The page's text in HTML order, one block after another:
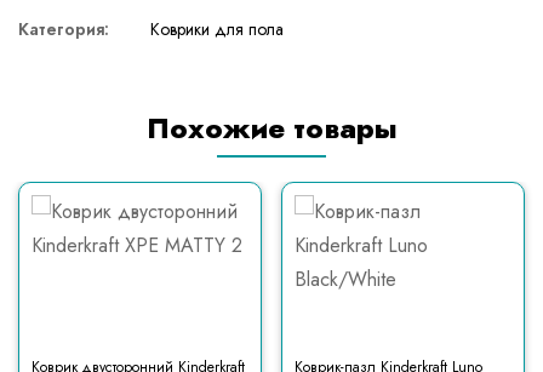
Категория: Коврики для пола
Похожие товары
Коврик двусторонний Kinderkraft Коврик-пазл Kinderkraft Luno